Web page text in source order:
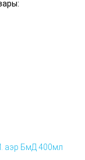
аэр БмД 400мл